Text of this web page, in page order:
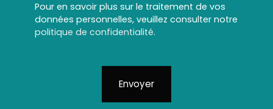
Pour en savoir plus sur le traitement de vos
données personnelles, veuillez consulter notre
politique de confidentialité.
Envoyer